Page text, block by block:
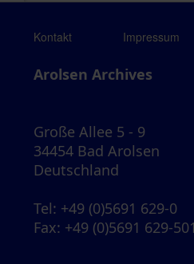
Kontakt Impressum
Arolsen Archives
Große Allee 5 - 9
34454 Bad Arolsen
Deutschland
Tel: +49 (0)5691 629-0
Fax: +49 (0)5691 629-